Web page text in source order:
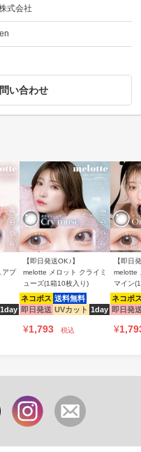
式会社
い合わせ
アプ
1day
【即日発送OK♪】
melotte メロット クライミ
ューズ(1箱10枚入り)
ネコポス 送料無料
即日発送 UVカット 1day
¥1,793 税込
【即日
melotte
マイン
ネコポ
即日発
¥